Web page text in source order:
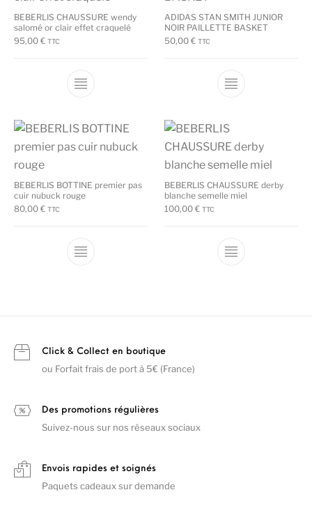
BEBERLIS CHAUSSURE wendy
salomé or clair effet craquelé
95,00€ TTC
Ce produit a plusieurs variations. Les
ADIDAS STAN SMITH JUNIOR
NOIR PAILLETTE BASKET
50,00 € TTC
Ce produit a
BEBERLIS BOTTINE premier pas
cuir nubuck rouge
80,00€ TTC
Ce produit a plusieurs variations. Les
BEBERLIS CHAUSSURE derby
blanche semelle miel
100,00 € TTC
Ce produit a
Click & Collect en boutique
ou Forfait frais de port à 5€ (France)
Des promotions régulières
Suivez-nous sur nos réseaux sociaux
Envois rapides et soignés
Paquets cadeaux sur demande